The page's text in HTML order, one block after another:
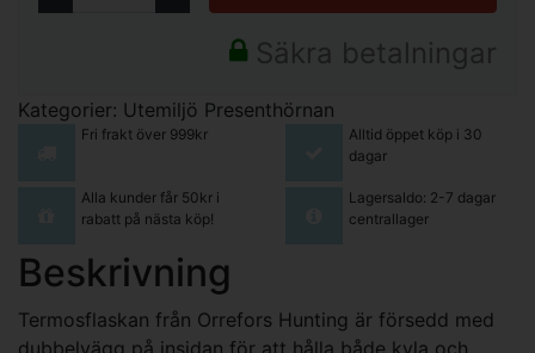
Säkra betalningar
Kategorier: Utemiljö Presenthörnan
Fri frakt över 999kr
Alltid öppet köp i 30
dagar
Alla kunder får 50kr i
rabatt på nästa köp!
Lagersaldo: 2-7 dagar
centrallager
Beskrivning
Termosflaskan från Orrefors Hunting är försedd med
dubbelvägg på insidan för att hålla både kyla och